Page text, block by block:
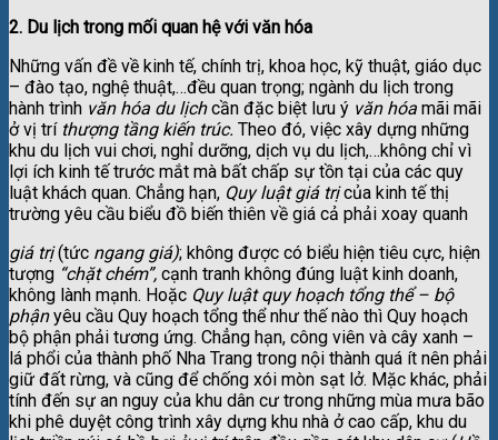
2. Du lịch trong mối quan hệ với văn hóa
Những vấn đề về kinh tế, chính trị, khoa học, kỹ thuật, giáo dục
– đào tạo, nghệ thuật,…đều quan trọng; ngành du lịch trong
hành trình văn hóa du lịchcần đặc biệt lưu ý văn hóa mãi mãi
ở vị trí thượng tầng kiến trúc. Theo đó, việc xây dựng những
khu du lịch vui chơi, nghỉ dưỡng, dịch vụ du lịch,…không chỉ vì
lợi ích kinh tế trước mắt mà bất chấp sự tồn tại của các quy
luật khách quan. Chẳng hạn, Quy luật giá trịcủa kinh tế thị
trường yêu cầu biểu đồ biến thiên về giá cả phải xoay quanh
giá trị(tức ngang giá); không được có biểu hiện tiêu cực, hiện
tượng “chặt chém”, cạnh tranh không đúng luật kinh doanh,
không lành mạnh. Hoặc Quy luật quy hoạch tổng thể – bộ
phậnyêu cầu Quy hoạch tổng thể như thế nào thì Quy hoạch
bộ phận phải tương ứng. Chẳng hạn, công viên và cây xanh –
lá phổi của thành phố Nha Trang trong nội thành quá ít nên phải
giữ đất rừng, và cũng để chống xói mòn sạt lở. Mặc khác, phải
tính đến sự an nguy của khu dân cư trong những mùa mưa bão
khi phê duyệt công trình xây dựng khu nhà ở cao cấp, khu du